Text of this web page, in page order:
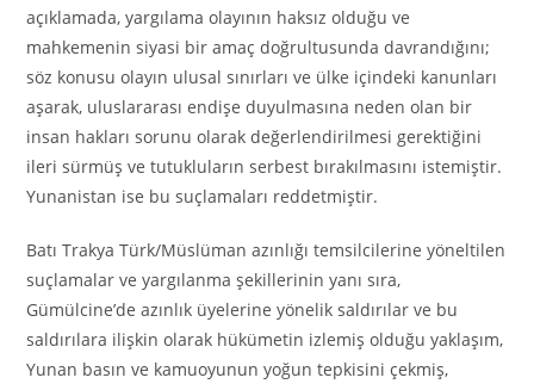
açıklamada, yargılama olayının haksız olduğu ve
mahkemenin siyasi bir amaç doğrultusunda davrandığını;
söz konusu olayın ulusal sınırları ve ülke içindeki kanunları
aşarak, uluslararası endişe duyulmasına neden olan bir
insan hakları sorunu olarak değerlendirilmesi gerektiğini
ileri sürmüş ve tutukluların serbest bırakılmasını istemiştir.
Yunanistan ise bu suçlamaları reddetmiştir.
Batı Trakya Türk/Müslüman azınlığı temsilcilerine yöneltilen
suçlamalar ve yargılanma şekillerinin yanı sıra,
Gümülcine’de azınlık üyelerine yönelik saldırılar ve bu
saldırılara ilişkin olarak hükümetin izlemiş olduğu yaklaşım,
Yunan basın ve kamuoyunun yoğun tepkisini çekmiş,